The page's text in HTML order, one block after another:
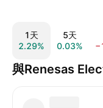
1天
2.29%
5天
0.03%
與Renesas